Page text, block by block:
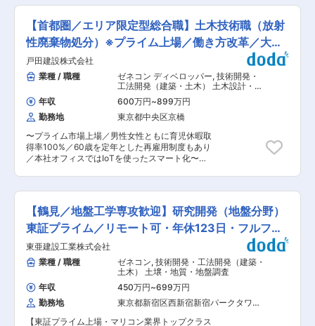
を感じながら、能力を100％発揮し成果をあげる
ことができるよう、多様な働き方の推進・定着を
強化。 （2）在宅勤務可（週に2〜3回程度） 在宅
勤務、サテライトオフィスの他に、移動時間の有
効活用を目的として、モバイルワークを活用して
います。 （3）時差出勤制度 オフィスへの出社、
テレワークを問わず、時差出勤制度を取り入れて
います。社員は、始業時刻を5:00〜11:00の間で
選択できます。 （4）ワークライフバランス 毎週
水曜日はノー残業デーです。同業他社にも働きか
けを行い、年に2回の業界一斉ノー残業デーも主
導しています。 ■企業魅力 国内外に貢献する業
界シェアトップクラスの「技術・知識集団」であ
ンサルタント業界のリーディングカンパニー。 都
市・地域計画、環境、道路、鉄道、河川、上下水
維持管理に、卓越した技術と柔軟な頭脳をもって
応え、日本経済の発展に伴い多くのプロジェクト
に携わってきました。 変更の範囲：会社の定める
業務
関連の施工技術に関する技術開発業務全般。 土
質・基礎地盤に関する新しい技術や都市土木関連
技術に関するアイデアの考案、企画、実験計画お
よび実験の実施と評価、現場適用など技術開発に
関する全般的な業務。 ■残業時間削減： 当社の
残業時間は月平均30時間程度となっております。
本部門では分業制を行っております。本ポジショ
ンの方が施工管理業務に集中できるよう業務推進
担当やサポーターをつけております。 ■働き方改
革への取り組み： 当社は持続的成長を図るための
経営戦略の1つとして働き方改革を行っておりま
す。 ◆育児休業制度・ならし保育制度・子の看護
休暇制度を社員へ広く周知し、休暇を取りやすく
しております。 ◆男性女性ともに育児休暇取得率
100%で、厚生労働省の「えるぼし認定」も取得
しております。 ◆長期的就業を見据え、60歳を
を付与しております。 ◆年功序列ではなく評価次
第で昇格の機会がございます。役職が上がれば手
当もつくので、頑張りがしっかりと反映されるよ
うになっております。 ■戸田建設に関して：
1881年（明治14年）の創業以来、学校や病院、国
の重要文化財、インフラなど、様々な施工に携わ
ってきました。今後は企画から施工、リノベーシ
ョンに至る全てのプロセスにおける知見を集約す
るプラットフォームの構築。日本初の浮体式洋上
風力発電の事業者となった「再生可能エネルギー
事業」をはじめとする新領域への挑戦。BIM/CIM
【首都圏／エリア限定型総合職】土木技術職（放射
性廃棄物処分）※プライム上場／働き方改革／大手
ゼネコン
戸田建設株式会社
業種 / 職種
ゼネコン ディベロッパー, 技術開発・
工法開発（建築・土木） 土木設計・測
量（都市計画・環境）
年収 600万円~899万円
勤務地
東京都中央区京橋
〜プライム市場上場／男性女性ともに育児休暇取
得率100%／60歳を定年とした再雇用制度もあり
／本社オフィスではIoTを使ったスマート化〜
関連の施工技術に関する技術開発業務全般。 土
質・基礎地盤に関する新しい技術や都市土木関連
技術に関するアイデアの考案、企画、実験計画お
よび実験の実施と評価、現場適用など技術開発に
関する全般的な業務。 ■残業時間削減： 当社の
残業時間は月平均30時間程度となっております。
本部門では分業制を行っております。本ポジショ
ンの方が施工管理業務に集中できるよう業務推進
担当やサポーターをつけております。 ■働き方改
革への取り組み： 当社は持続的成長を図るための
経営戦略の1つとして働き方改革を行っておりま
す。 ◆育児休業制度・ならし保育制度・子の看護
【鶴見／地盤工学専攻歓迎】研究開発（地盤分野）
東証プライム／リモート可・年休123日・フルフレ
ックス
東亜建設工業株式会社
業種 / 職種
ゼネコン, 技術開発・工法開発（建築・
土木） 土壌・地質・地盤調査
年収
450万円~699万円
勤務地
東京都新宿区西新宿新宿パークタワー
【東証プライム上場・マリコン業界トップクラス